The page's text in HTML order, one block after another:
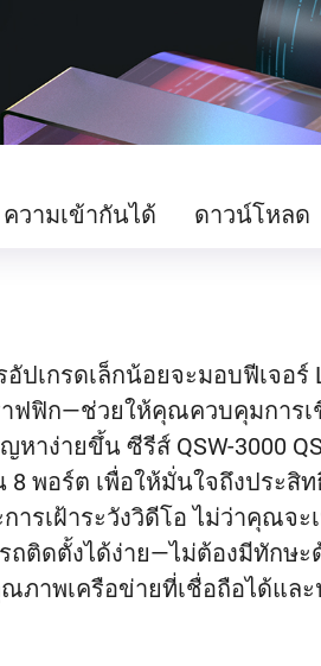
ความเข้ากันได้ ดาวน์โหลด
ปเกรดเล็กน้อยจะมอบฟีเจอร์
าฟฟิก—ช่วยให้คุณควบคุมการ
ง่ายขึ้น ซีรีส์ QSW-3000
8 พอร์ต เพื่อให้มั่นใจถึงประสิ
รเฝ้าระวังวิดีโอ ไม่ว่าคุณจะ
ถติดตั้งได้ง่าย—ไม่ต้องมีทักษ
ภาพเครือข่ายที่เชื่อถือได้แล